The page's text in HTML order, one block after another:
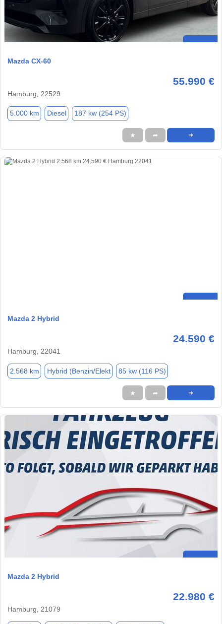
Mazda CX-60
55.990 €
Hamburg, 22529
5.000 km Diesel 187 kw (254 PS)
★ ➦ ➜
Mazda 2 Hybrid
24.590 €
Hamburg, 22041
2.568 km Hybrid (Benzin/Elekt 85 kw (116 PS)
★ ➦ ➜
Mazda 2 Hybrid
22.980 €
Hamburg, 21079